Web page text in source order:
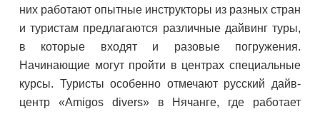
них работают опытные инструкторы из разных стран
и туристам предлагаются различные дайвинг туры,
в которые входят и разовые погружения.
Начинающие могут пройти в центрах специальные
курсы. Туристы особенно отмечают русский дайв-
центр «Amigos divers» в Нячанге, где работает